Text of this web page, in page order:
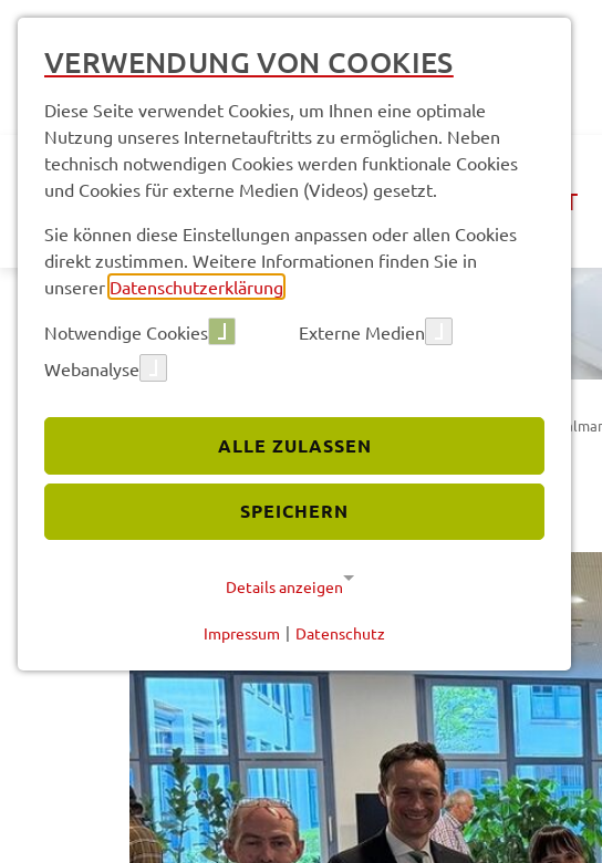
AKTUELLES LANDRATSAMT
SG 12 - Kreis­ent­wick­lung,
VERWENDUNG VON COOKIES
Diese Seite verwendet Cookies, um Ihnen eine optimale
Nutzung unseres Internetauftritts zu ermöglichen. Neben
technisch notwendigen Cookies werden funktionale Cookies
und Cookies für externe Medien (Videos) gesetzt.
Sie können diese Einstellungen anpassen oder allen Cookies
direkt zustimmen. Weitere Informationen finden Sie in
unserer Datenschutzerklärung
Notwendige Cookies
Externe Medien
Webanalyse
ALLE ZULASSEN
SPEICHERN
Details anzeigen
Diese Cookies werden für eine reibungslose Funktion
unserer Website benötigt.
Cookie für Datenschutzhinweise
cookie_consent
Anbieter: Landratsamt Schweinfurt
Impressum | Datenschutz